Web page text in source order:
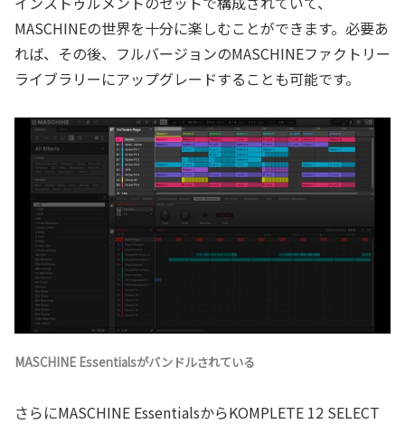
MASCHINEの世界を十分に楽しむことができます。必要あ
れば、その後、フルバージョンのMASCHINEファクトリー
ライブラリーにアップグレードすることも可能です。
MASCHINE Essentialsがバンドルされている
さらにMASCHINE EssentialsからKOMPLETE 12 SELECT